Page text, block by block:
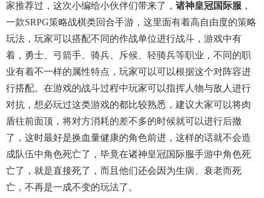
家推荐过，这次小编给小伙伴们带来了， 诸神皇冠国际服 ，
一款SRPG策略战棋类回合手游，这里面有着高自由度的策略
玩法，玩家可以搭配不同的作战单位进行战斗，游戏中有
着，勇士、弓箭手、骑兵、斥候、轻骑兵等职业，不同的职
业有着不一样的属性特点，玩家可以可以根据这个对阵容进
行搭配。在游戏的战斗过程中玩家可以指挥人物与敌人进行
对抗，想必玩过这类游戏的都比较熟悉，建议大家可以将肉
盾往前面顶，将对方消耗的差不多的时候就可以进行后撤
了，这时最好是换血量健康的角色前进，这样的话就不会造
成队伍中角色死亡了，毕竟在诸神皇冠国际服手游中角色死
亡了，就是直接死了，而且他们还会因为生病、衰老而死
亡，不再是一成不变的玩法了。